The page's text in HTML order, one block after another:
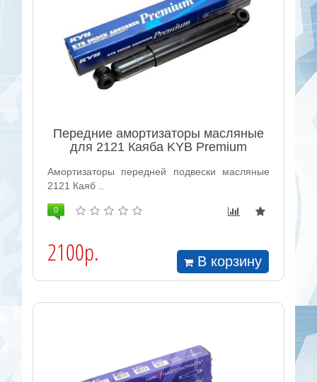
Передние амортизаторы масляные
для 2121 Каяба KYB Premium
Амортизаторы передней подвески масляные
2121 Каяб ..
0
2100р. В корзину